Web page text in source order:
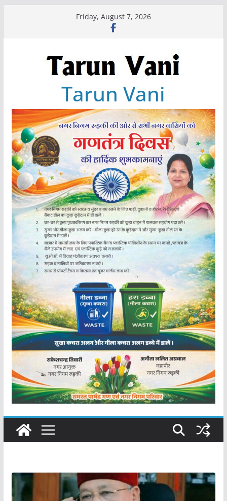
Friday, August 7, 2026
Tarun Vani